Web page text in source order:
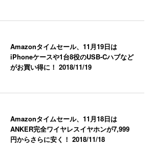
Amazonタイムセール、11月19日は
iPhoneケースや1台8役のUSB-Cハブなど
がお買い得に！2018/11/19
Amazonタイムセール、11月18日は
ANKER完全ワイヤレスイヤホンが7,999
円からさらに安く！2018/11/18